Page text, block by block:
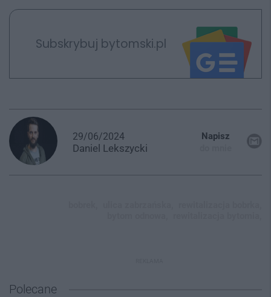
Subskrybuj bytomski.pl
29/06/2024
Daniel Lekszycki
Napisz
Polecane